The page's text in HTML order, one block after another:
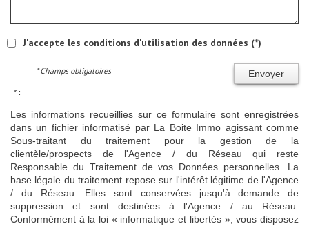
J'accepte les conditions d'utilisation des données (*)
Envoyer
* Champs obligatoires
* :
Les informations recueillies sur ce formulaire sont enregistrées
dans un fichier informatisé par La Boite Immo agissant comme
Sous-traitant du traitement pour la gestion de la
clientèle/prospects de l'Agence / du Réseau qui reste
Responsable du Traitement de vos Données personnelles. La
base légale du traitement repose sur l'intérêt légitime de l'Agence
/ du Réseau. Elles sont conservées jusqu'à demande de
suppression et sont destinées à l'Agence / au Réseau.
Conformément à la loi « informatique et libertés », vous disposez